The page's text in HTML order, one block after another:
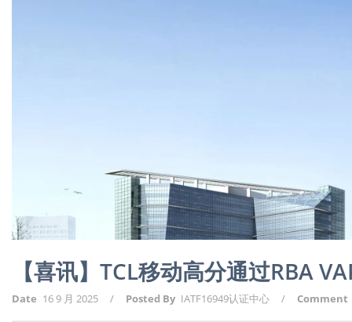
【喜讯】TCL移动高分通过RBA
Date 16 9 月 2025 / Posted By IATF16949认证中心 / Comment